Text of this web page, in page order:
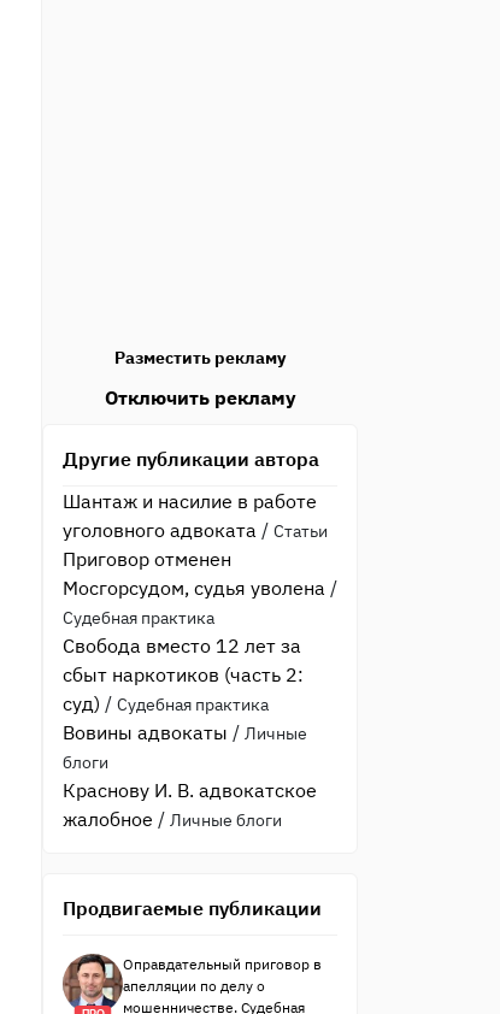
Разместить рекламу
Отключить рекламу
Другие публикации автора
Шантаж и насилие в работе
уголовного адвоката / Статьи
Приговор отменен
Мосгорсудом, судья уволена /
Судебная практика
Свобода вместо 12 лет за
сбыт наркотиков (часть 2:
суд) / Судебная практика
Вовины адвокаты / Личные
блоги
Краснову И. В. адвокатское
жалобное / Личные блоги
Продвигаемые публикации
Оправдательный приговор в
апелляции по делу о
мошенничестве. Судебная